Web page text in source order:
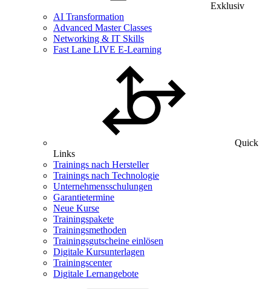
Exklusiv
AI Transformation
Advanced Master Classes
Networking & IT Skills
Fast Lane LIVE E-Learning
Quick
Links
Trainings nach Hersteller
Trainings nach Technologie
Unternehmensschulungen
Garantietermine
Neue Kurse
Trainingspakete
Trainingsmethoden
Trainingsgutscheine einlösen
Digitale Kursunterlagen
Trainingscenter
Digitale Lernangebote